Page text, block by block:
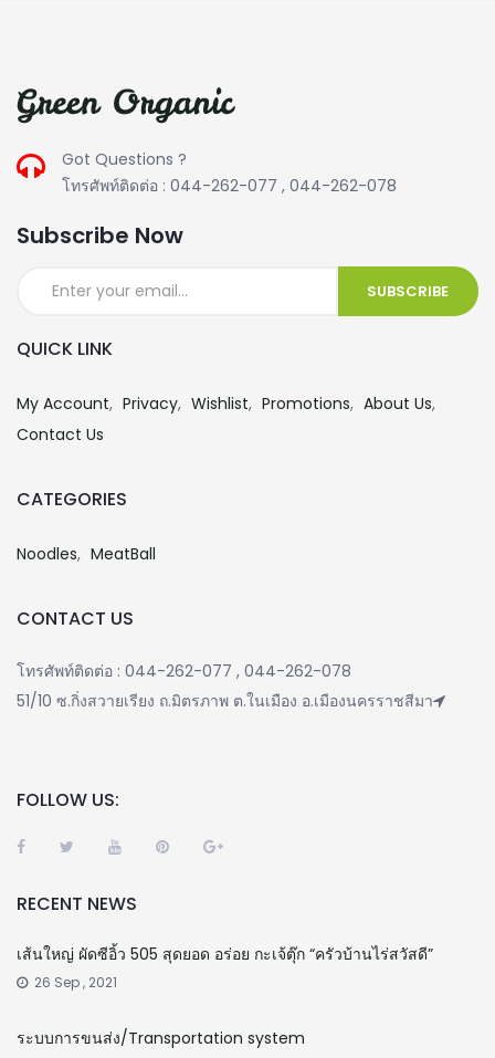
Got Questions ?
โทรศัพท์ติดต่อ : 044-262-077 , 044-262-078
Subscribe Now
QUICK LINK
My Account Privacy Wishlist Promotions
About Us
Contact Us
CATEGORIES
Noodles MeatBall
CONTACT US
โทรศัพท์ติดต่อ : 044-262-077 , 044-262-078
51/10 ซ.กิ่งสวายเรียง ถ.มิตรภาพ ต.ในเมือง อ.เมืองนครราชสีมา
FOLLOW US:
RECENT NEWS
เส้นใหญ่ ผัดซีอิ้ว 505 สุดยอด อร่อย กะเจ้ตุ๊ก “ครัวบ้านไร่สวัสดี”
26 Sep , 2021
ระบบการขนส่ง/Transportation system